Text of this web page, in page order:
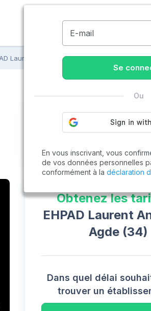
Laurent Antoine
Cap Retraite vous aide à
Obtenez les
EHPAD Laurent
Agde (34)
Dans quel délai
trouver un
E-mail
Se
Ou
En vous inscrivant, vous
de vos données personnelles
conformément à la déclaration